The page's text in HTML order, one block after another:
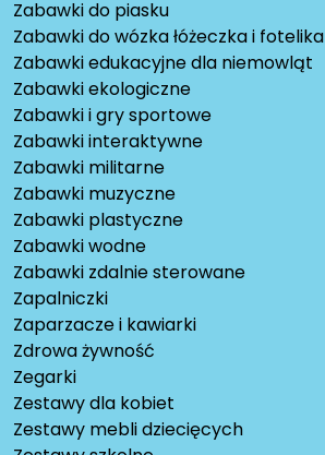
Zabawki do piasku
Zabawki do wózka łóżeczka i fotelika
Zabawki edukacyjne dla niemowląt
Zabawki ekologiczne
Zabawki i gry sportowe
Zabawki interaktywne
Zabawki militarne
Zabawki muzyczne
Zabawki plastyczne
Zabawki wodne
Zabawki zdalnie sterowane
Zapalniczki
Zaparzacze i kawiarki
Zdrowa żywność
Zegarki
Zestawy dla kobiet
Zestawy mebli dziecięcych